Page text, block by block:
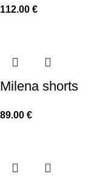
112.00 €
Milena shorts
89.00 €